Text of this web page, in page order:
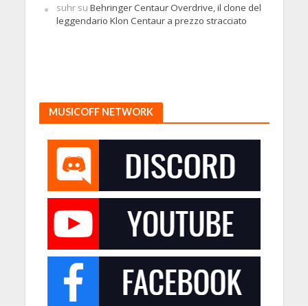
suhrsu Behringer Centaur Overdrive, il clone del
leggendario Klon Centaur a prezzo stracciato
MUSICOFF NETWORK